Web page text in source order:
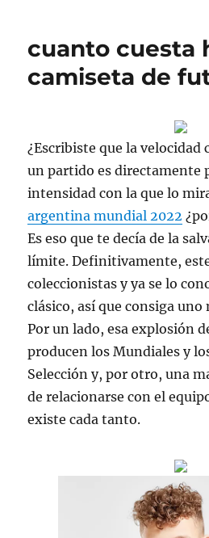
cuanto cuesta
camiseta de
¿Escribiste que la velocidad
un partido es directamente
intensidad con la que lo
argentina mundial 2022
Es eso que te decía de la
límite. Definitivamente,
coleccionistas y ya se lo
clásico, así que consiga
Por un lado, esa explosión
producen los Mundiales y
Selección y, por otro, una
de relacionarse con el
existe cada tanto.